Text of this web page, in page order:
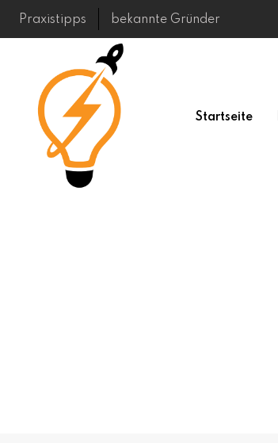
Skip
Praxistipps bekannte Gründer
Startseite